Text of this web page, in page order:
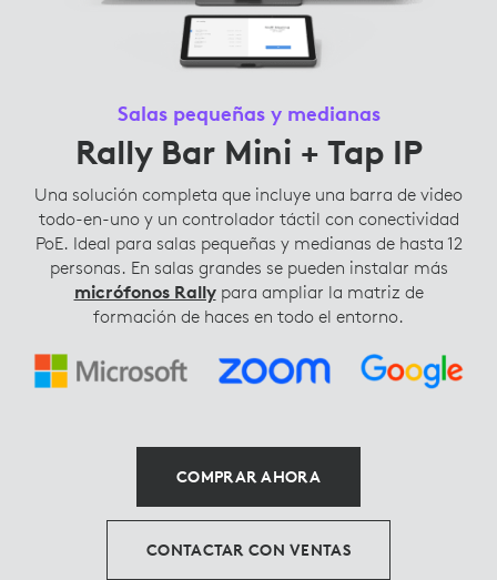
Salas pequeñas y medianas
Rally Bar Mini + Tap IP
Una solución completa que incluye una barra de video
todo-en-uno y un controlador táctil con conectividad
PoE. Ideal para salas pequeñas y medianas de hasta 12
personas. En salas grandes se pueden instalar más
micrófonos Rallypara ampliar la matriz de
formación de haces en todo el entorno.
COMPRAR AHORA
CONTACTAR CON VENTAS